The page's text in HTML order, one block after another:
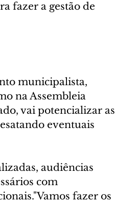
fazer a gestão de
municipalista,
na Assembleia
vai potencializar as
eventuais
audiências
com
fazer os